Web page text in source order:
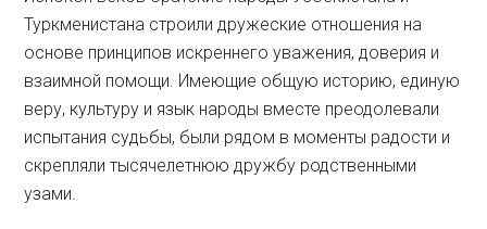
Туркменистана строили дружеские отношения на
основе принципов искреннего уважения, доверия и
взаимной помощи. Имеющие общую историю, единую
веру, культуру и язык народы вместе преодолевали
испытания судьбы, были рядом в моменты радости и
скрепляли тысячелетнюю дружбу родственными
узами.